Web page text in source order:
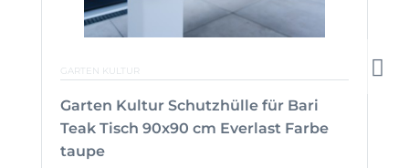
GARTEN KULTUR
Garten Kultur Schutzhülle für Bari
Teak Tisch 90x90 cm Everlast Farbe
taupe